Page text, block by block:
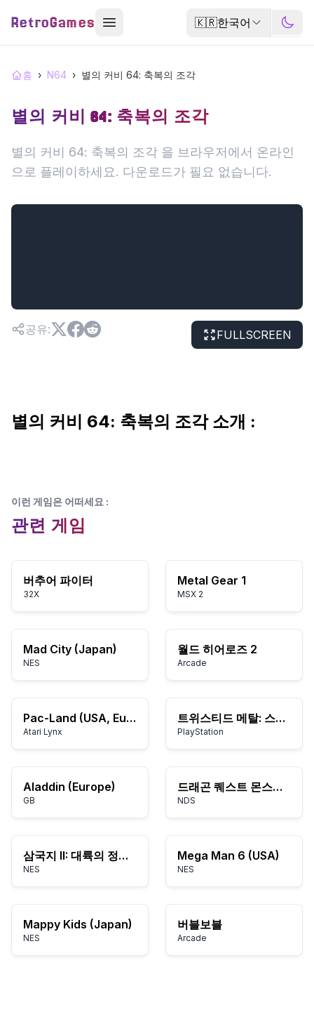
RetroGames 🇰🇷한국어
홈 › N64 › 별의 커비 64: 축복의 조각
별의 커비 64: 축복의 조각
별의 커비 64: 축복의 조각 을 브라우저에서 온라인
으로 플레이하세요. 다운로드가 필요 없습니다.
공유: FULLSCREEN
별의 커비 64: 축복의 조각 소개 :
이런 게임은 어떠세요 :
관련 게임
버추어 파이터
32X
Metal Gear 1
MSX 2
Mad City (Japan)
NES
월드 히어로즈 2
Arcade
Pac-Land (USA, Europe)
Atari Lynx
트위스티드 메탈: 스몰 브롤
PlayStation
Aladdin (Europe)
GB
드래곤 퀘스트 몬스터즈 조커
NDS
삼국지 II: 대륙의 정복자
NES
Mega Man 6 (USA)
NES
Mappy Kids (Japan)
NES
버블보블
Arcade